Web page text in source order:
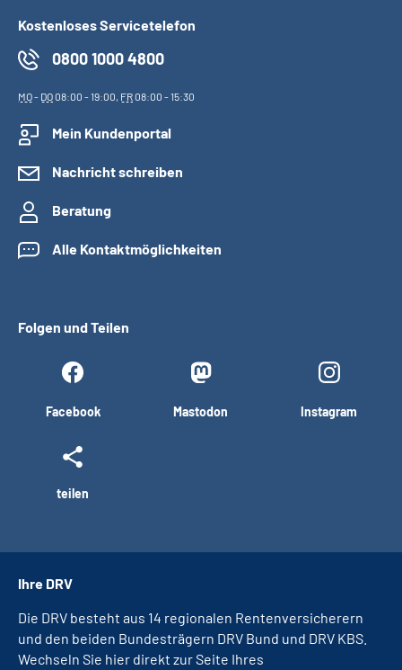
Kostenloses Servicetelefon
0800 1000 4800
MO- DO08:00 - 19:00, FR08:00 - 15:30
Mein Kundenportal
Nachricht schreiben
Beratung
Alle Kontaktmöglichkeiten
Folgen und Teilen
Facebook Mastodon Instagram
teilen
Ihre DRV
Die DRV besteht aus 14 regionalen Rentenversicherern
und den beiden Bundesträgern DRV Bund und DRV KBS.
Wechseln Sie hier direkt zur Seite Ihres